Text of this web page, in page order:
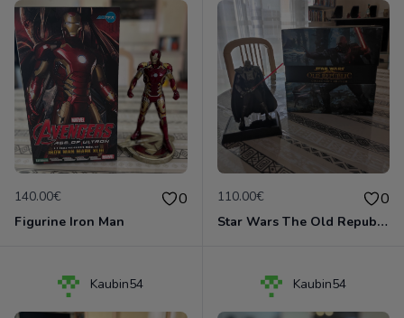
140.00€ 0
Figurine Iron Man
110.00€ 0
Star Wars The Old Republic édition collector PC
Kaubin54 Kaubin54